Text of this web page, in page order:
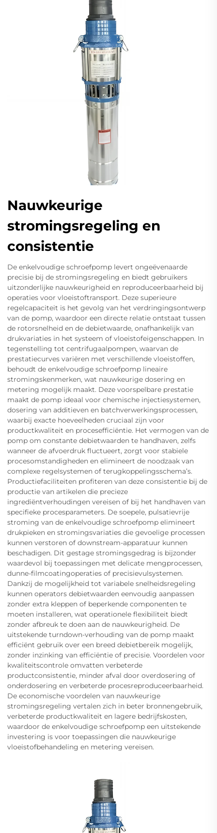
Nauwkeurige
stromingsregeling en
consistentie
De enkelvoudige schroefpomp levert ongeëvenaarde
precisie bij de stromingsregeling en biedt gebruikers
uitzonderlijke nauwkeurigheid en reproduceerbaarheid bij
operaties voor vloeistoftransport. Deze superieure
regelcapaciteit is het gevolg van het verdringingsontwerp
van de pomp, waardoor een directe relatie ontstaat tussen
de rotorsnelheid en de debietwaarde, onafhankelijk van
drukvariaties in het systeem of vloeistofeigenschappen. In
tegenstelling tot centrifugaalpompen, waarvan de
prestatiecurves variëren met verschillende vloeistoffen,
behoudt de enkelvoudige schroefpomp lineaire
stromingskenmerken, wat nauwkeurige dosering en
metering mogelijk maakt. Deze voorspelbare prestatie
maakt de pomp ideaal voor chemische injectiesystemen,
dosering van additieven en batchverwerkingsprocessen,
waarbij exacte hoeveelheden cruciaal zijn voor
productkwaliteit en procesefficiëntie. Het vermogen van de
pomp om constante debietwaarden te handhaven, zelfs
wanneer de afvoerdruk fluctueert, zorgt voor stabiele
procesomstandigheden en elimineert de noodzaak van
complexe regelsystemen of terugkoppelingsschema’s.
Productiefaciliteiten profiteren van deze consistentie bij de
productie van artikelen die precieze
ingrediëntverhoudingen vereisen of bij het handhaven van
specifieke procesparameters. De soepele, pulsatievrije
stroming van de enkelvoudige schroefpomp elimineert
drukpieken en stromingsvariaties die gevoelige processen
kunnen verstoren of downstream-apparatuur kunnen
beschadigen. Dit gestage stromingsgedrag is bijzonder
waardevol bij toepassingen met delicate mengprocessen,
dunne-filmcoatingoperaties of precisievulsystemen.
Dankzij de mogelijkheid tot variabele snelheidsregeling
kunnen operators debietwaarden eenvoudig aanpassen
zonder extra kleppen of beperkende componenten te
moeten installeren, wat operationele flexibiliteit biedt
zonder afbreuk te doen aan de nauwkeurigheid. De
uitstekende turndown-verhouding van de pomp maakt
efficiënt gebruik over een breed debietbereik mogelijk,
zonder inzinking van efficiëntie of precisie. Voordelen voor
kwaliteitscontrole omvatten verbeterde
productconsistentie, minder afval door overdosering of
onderdosering en verbeterde procesreproduceerbaarheid.
De economische voordelen van nauwkeurige
stromingsregeling vertalen zich in beter bronnengebruik,
verbeterde productkwaliteit en lagere bedrijfskosten,
waardoor de enkelvoudige schroefpomp een uitstekende
investering is voor toepassingen die nauwkeurige
vloeistofbehandeling en metering vereisen.